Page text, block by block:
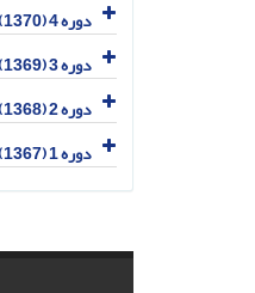
دوره 4 (1370)
دوره 3 (1369)
دوره 2 (1368)
دوره 1 (1367)